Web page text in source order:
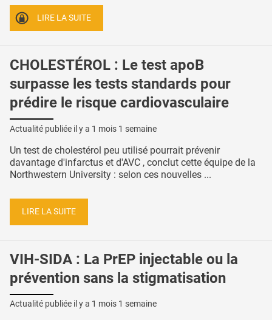
LIRE LA SUITE
CHOLESTÉROL : Le test apoB
surpasse les tests standards pour
prédire le risque cardiovasculaire
Actualité publiée il y a 1 mois 1 semaine
Un test de cholestérol peu utilisé pourrait prévenir
davantage d'infarctus et d'AVC , conclut cette équipe de la
Northwestern University : selon ces nouvelles ...
LIRE LA SUITE
VIH-SIDA : La PrEP injectable ou la
prévention sans la stigmatisation
Actualité publiée il y a 1 mois 1 semaine